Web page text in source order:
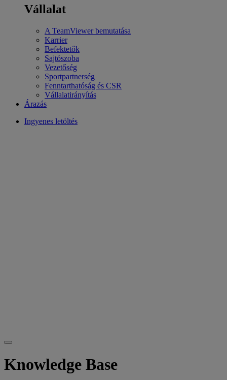
Vállalat
A TeamViewer bemutatása
Karrier
Befektetők
Sajtószoba
Vezetőség
Sportpartnerség
Fenntarthatóság és CSR
Vállalatirányítás
Árazás
Ingyenes letöltés
Knowledge Base